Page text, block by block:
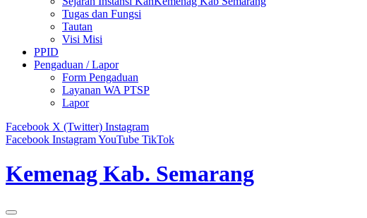
Tugas dan Fungsi
Tautan
Visi Misi
PPID
Pengaduan / Lapor
Form Pengaduan
Layanan WA PTSP
Lapor
Facebook X (Twitter) Instagram
Facebook InstagramYouTube TikTok
Kemenag Kab. Semarang